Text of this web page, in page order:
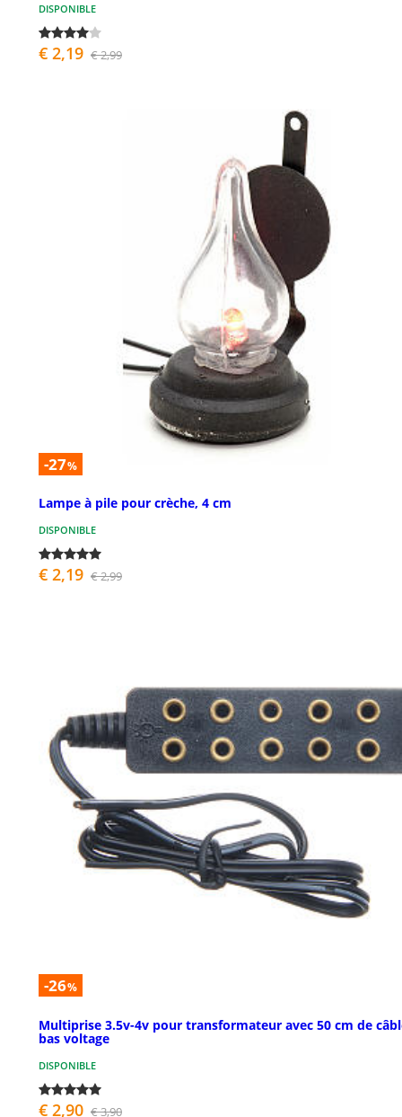
DISPONIBLE
€ 2,19 € 2,99
-27%
Lampe à pile pour crèche, 4 cm
DISPONIBLE
€ 2,19 € 2,99
-26%
Multiprise 3.5v-4v pour transformateur avec 50 cm de
bas voltage
DISPONIBLE
€ 2,90 € 3,90